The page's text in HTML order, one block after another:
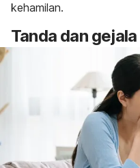
kehamilan.
Tanda dan gejala